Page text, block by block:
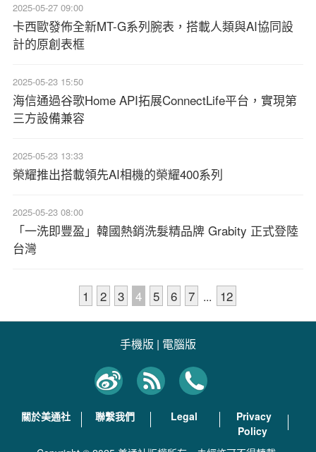
2025-05-27 09:00
卡西歐發佈全新MT-G系列腕表，搭載人類與AI協同設
計的原創表框
2025-05-23 15:50
海信通過谷歌Home API拓展ConnectLife平台，實現第
三方設備兼容
2025-05-23 13:33
榮耀推出搭載領先AI相機的榮耀400系列
2025-05-23 08:00
「一洗即豐盈」韓國熱銷洗髮精品牌 Grabity 正式登陸
台灣
1 2 3 4 5 6 7 ... 12
手機版 | 電腦版
關於美通社 聯繫我們 Legal
Privacy
Policy